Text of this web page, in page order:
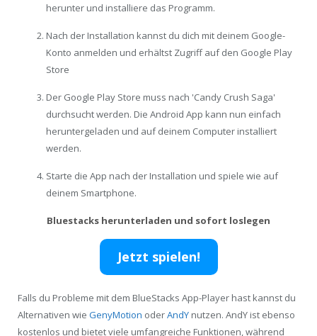
herunter und installiere das Programm.
Nach der Installation kannst du dich mit deinem Google-
Konto anmelden und erhältst Zugriff auf den Google Play
Store
Der Google Play Store muss nach 'Candy Crush Saga'
durchsucht werden. Die Android App kann nun einfach
heruntergeladen und auf deinem Computer installiert
werden.
Starte die App nach der Installation und spiele wie auf
deinem Smartphone.
Bluestacks herunterladen und sofort loslegen
Jetzt spielen!
Falls du Probleme mit dem BlueStacks App-Player hast kannst du
Alternativen wie GenyMotion oderAndY nutzen. AndY ist ebenso
kostenlos und bietet viele umfangreiche Funktionen, während